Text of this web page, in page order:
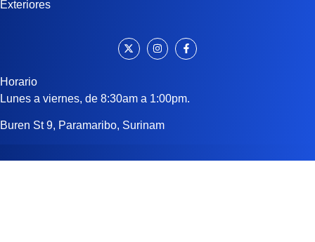
Exteriores
Horario
Lunes a viernes, de 8:30am a 1:00pm.
Buren St 9, Paramaribo, Surinam